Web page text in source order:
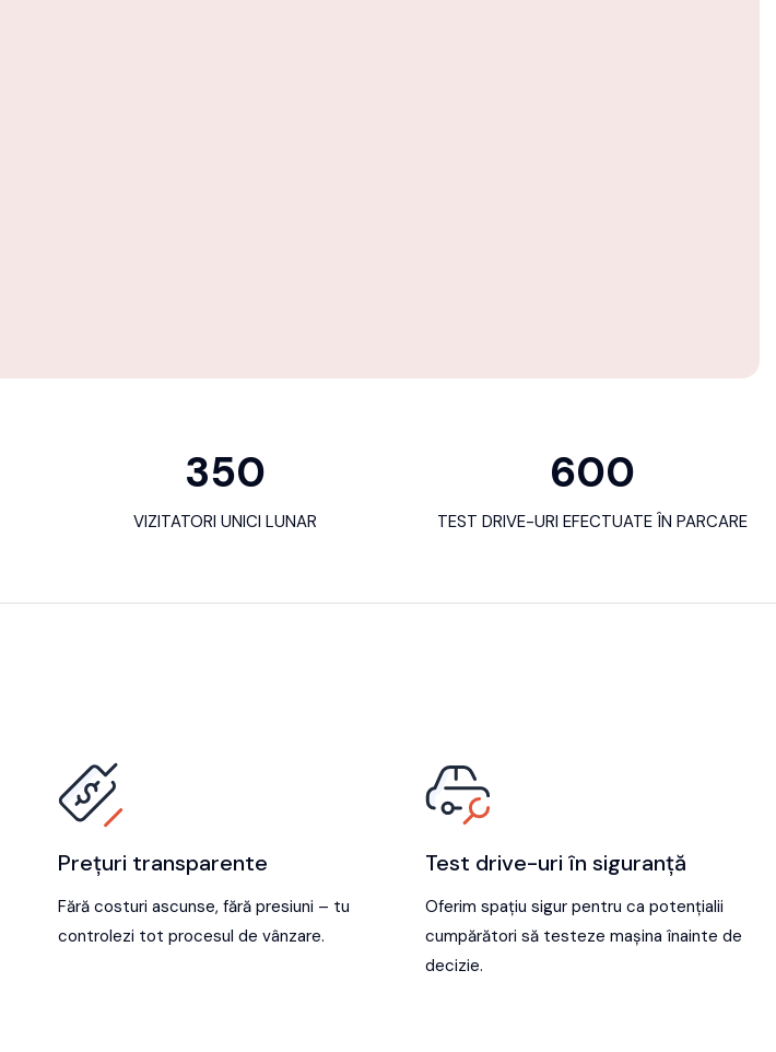
VIZITATORI UNICI LUNAR
350
TEST DRIVE-URI EFECTUATE ÎN PARCARE
600
Prețuri transparente
Fără costuri ascunse, fără presiuni – tu
controlezi tot procesul de vânzare.
Test drive-uri în siguranță
Oferim spațiu sigur pentru ca potențialii
cumpărători să testeze mașina înainte de
decizie.